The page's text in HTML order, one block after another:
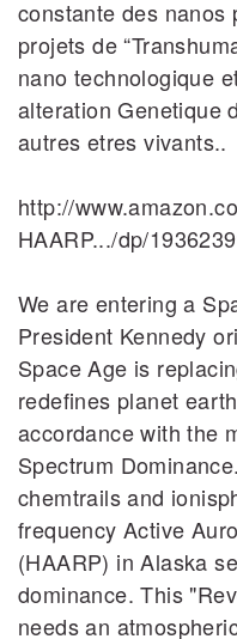
constante des
projets de
nano technologique
alteration Genetique
autres etres vivants..
http://
HAARP.../dp/
We are entering a
President Kennedy
Space Age is
redefines planet
accordance with the
Spectrum
chemtrails and
frequency Active
(HAARP) in Alaska
dominance. This
needs an